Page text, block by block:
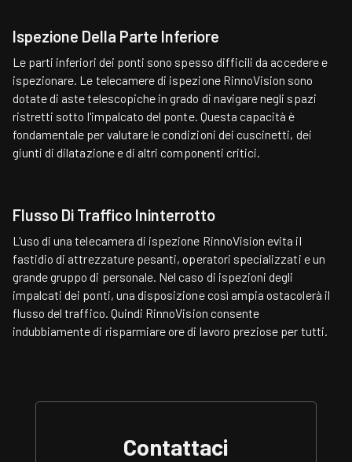
Ispezione Della Parte Inferiore
Le parti inferiori dei ponti sono spesso difficili da accedere e
ispezionare. Le telecamere di ispezione RinnoVision sono
dotate di aste telescopiche in grado di navigare negli spazi
ristretti sotto l'impalcato del ponte. Questa capacità è
fondamentale per valutare le condizioni dei cuscinetti, dei
giunti di dilatazione e di altri componenti critici.
Flusso Di Traffico Ininterrotto
L'uso di una telecamera di ispezione RinnoVision evita il
fastidio di attrezzature pesanti, operatori specializzati e un
grande gruppo di personale. Nel caso di ispezioni degli
impalcati dei ponti, una disposizione così ampia ostacolerà il
flusso del traffico. Quindi RinnoVision consente
indubbiamente di risparmiare ore di lavoro preziose per tutti.
Contattaci